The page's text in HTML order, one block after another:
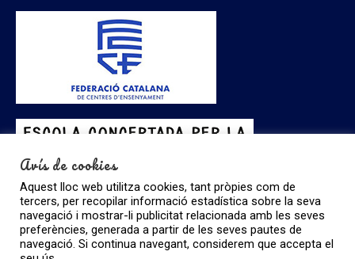
Avís de cookies
Aquest lloc web utilitza cookies, tant pròpies com de
tercers, per recopilar informació estadística sobre la seva
navegació i mostrar-li publicitat relacionada amb les seves
preferències, generada a partir de les seves pautes de
navegació. Si continua navegant, considerem que accepta el